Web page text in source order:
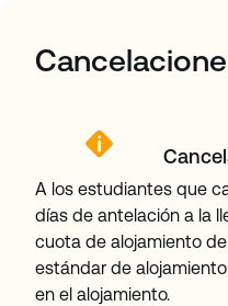
A los estudiantes que
días de antelación a la
cuota de alojamiento
estándar de
en el alojamiento.